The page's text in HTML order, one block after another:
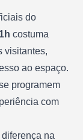
do
costuma
visitantes,
ao espaço.
programem
com
na